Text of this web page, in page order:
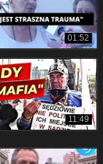
01:52
11:49